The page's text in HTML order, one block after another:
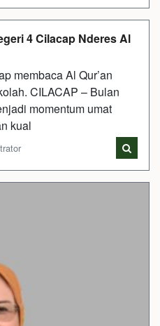
4 Cilacap Nderes Al
membaca Al Qur’an
CILACAP – Bulan
momentum umat
kual